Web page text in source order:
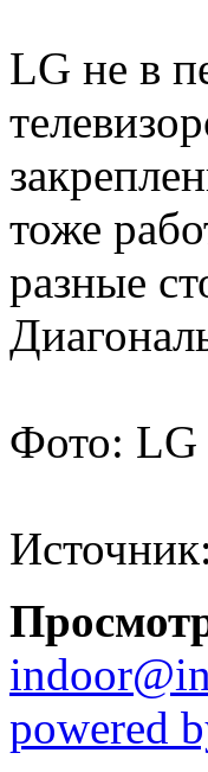
LG не в
тоже
разные
Фото: LG
Источник:
powered